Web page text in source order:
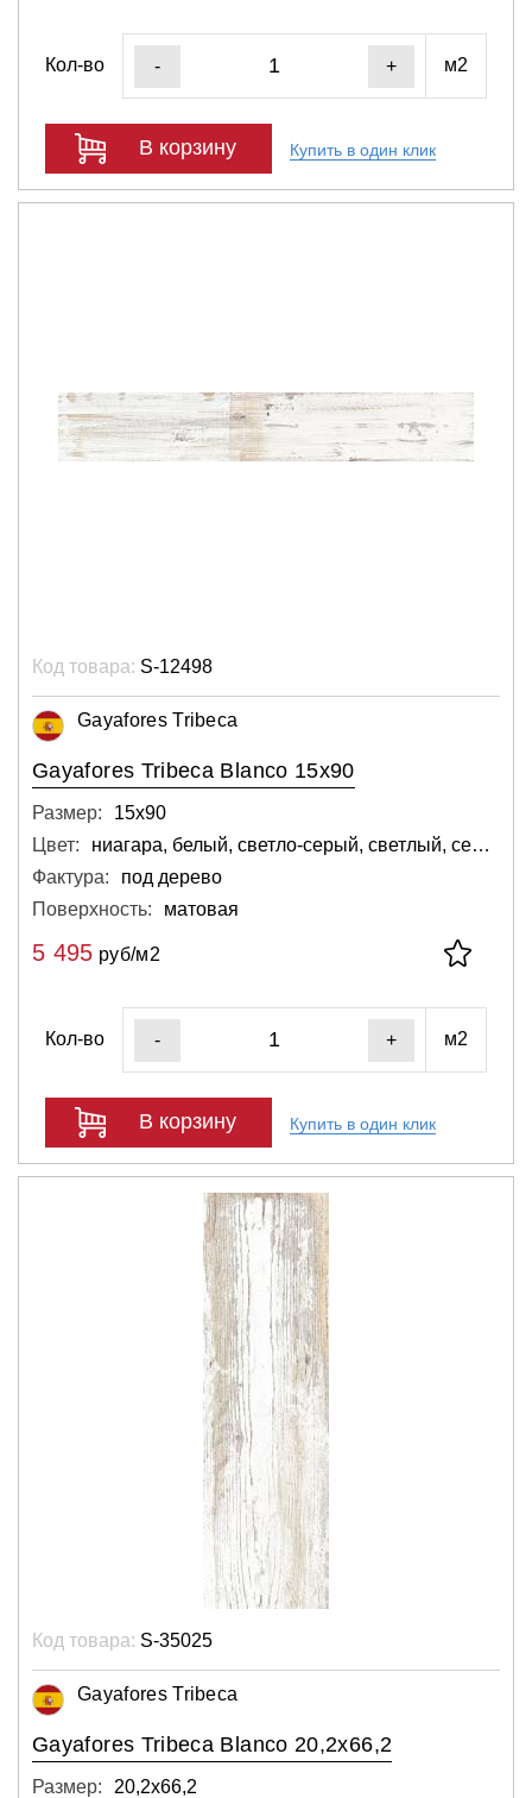
Кол-во - + м2
В корзину Купить в один клик
Код товара: S-12498
Gayafores Tribeca
Gayafores Tribeca Blanco 15x90
Размер:
15х90
Цвет:
ниагара, белый, светло-серый, светлый, серебряный
Фактура:
под дерево
Поверхность:
матовая
5 495 руб/м2
Кол-во - + м2
В корзину Купить в один клик
Код товара: S-35025
Gayafores Tribeca
Gayafores Tribeca Blanco 20,2x66,2
Размер:
20,2х66,2